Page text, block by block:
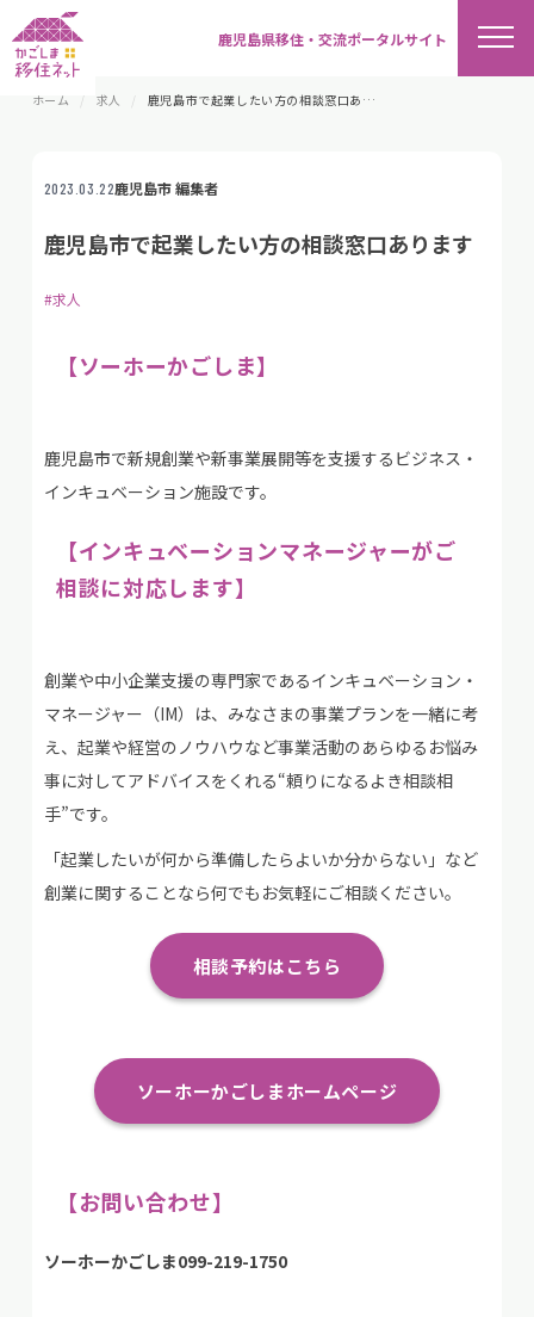
鹿児島県移住・交流ポータルサイト
ホーム 求人 鹿児島市で起業したい方の相談窓口あります
2023.03.22鹿児島市 編集者
鹿児島市で起業したい方の相談窓口あります
#求人
【ソーホーかごしま】
鹿児島市で新規創業や新事業展開等を支援するビジネス・
インキュベーション施設です。
【インキュベーションマネージャーがご
相談に対応します】
創業や中小企業支援の専門家であるインキュベーション・
マネージャー（IM）は、みなさまの事業プランを一緒に考
え、起業や経営のノウハウなど事業活動のあらゆるお悩み
事に対してアドバイスをくれる“頼りになるよき相談相
手”です。
「起業したいが何から準備したらよいか分からない」など
創業に関することなら何でもお気軽にご相談ください。
相談予約はこちら
ソーホーかごしまホームページ
【お問い合わせ】
ソーホーかごしま099-219-1750